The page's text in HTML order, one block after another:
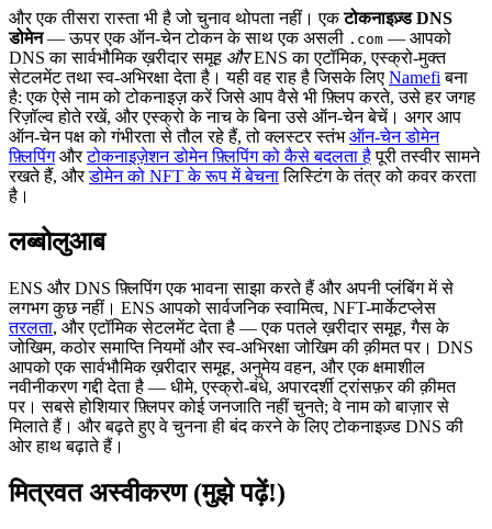
और एक तीसरा रास्ता भी है जो चुनाव थोपता नहीं। एकटोकनाइज़्ड DNS
डोमेन— ऊपर एक ऑन-चेन टोकन के साथ एक असली .com — आपको
DNS का सार्वभौमिक ख़रीदार समूह औरENS का एटॉमिक, एस्क्रो-मुक्त
सेटलमेंट तथा स्व-अभिरक्षा देता है। यही वह राह है जिसके लिए Namefi बना
है: एक ऐसे नाम को टोकनाइज़ करें जिसे आप वैसे भी फ़्लिप करते, उसे हर जगह
रिज़ॉल्व होते रखें, और एस्क्रो के नाच के बिना उसे ऑन-चेन बेचें। अगर आप
ऑन-चेन पक्ष को गंभीरता से तौल रहे हैं, तो क्लस्टर स्तंभऑन-चेन डोमेन
फ़्लिपिंगऔरटोकनाइज़ेशन डोमेन फ़्लिपिंग को कैसे बदलता हैपूरी तस्वीर सामने
रखते हैं, औरडोमेन को NFT के रूप में बेचनालिस्टिंग के तंत्र को कवर करता
है।
लब्बोलुआब
ENS और DNS फ़्लिपिंग एक भावना साझा करते हैं और अपनी प्लंबिंग में से
लगभग कुछ नहीं। ENS आपको सार्वजनिक स्वामित्व, NFT-मार्केटप्लेस
तरलता, और एटॉमिक सेटलमेंट देता है — एक पतले ख़रीदार समूह, गैस के
जोखिम, कठोर समाप्ति नियमों और स्व-अभिरक्षा जोखिम की क़ीमत पर। DNS
आपको एक सार्वभौमिक ख़रीदार समूह, अनुमेय वहन, और एक क्षमाशील
नवीनीकरण गद्दी देता है — धीमे, एस्क्रो-बंधे, अपारदर्शी ट्रांसफ़र की क़ीमत
पर। सबसे होशियार फ़्लिपर कोई जनजाति नहीं चुनते; वे नाम को बाज़ार से
मिलाते हैं। और बढ़ते हुए वे चुनना ही बंद करने के लिए टोकनाइज़्ड DNS की
ओर हाथ बढ़ाते हैं।
मित्रवत अस्वीकरण (मुझे पढ़ें!)